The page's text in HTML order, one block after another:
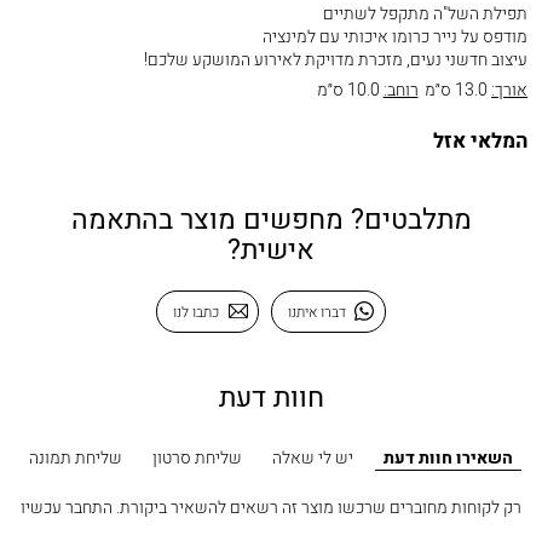
תפילת השל"ה מתקפל לשתיים
מודפס על נייר כרומו איכותי עם למינציה
עיצוב חדשני נעים, מזכרת מדויקת לאירוע המושקע שלכם!
אורך:13.0 ס״מ רוחב:10.0 ס״מ
המלאי אזל
מתלבטים? מחפשים מוצר בהתאמה
אישית?
דברו איתנו כתבו לנו
חוות דעת
השאירו חוות דעת יש לי שאלה שליחת סרטון
שליחת תמונה
רק לקוחות מחוברים שרכשו מוצר זה רשאים להשאיר ביקורת. התחבר עכשיו